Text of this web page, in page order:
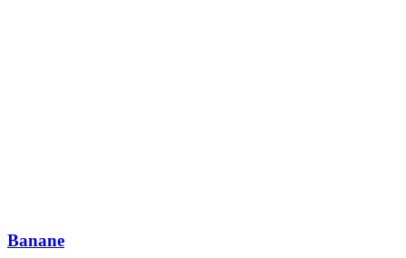
Banane